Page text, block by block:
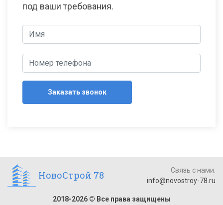
под ваши требования.
Заказать звонок
НовоСтрой 78
Связь с нами:
info@novostroy-78.ru
2018-2026 © Все права защищены